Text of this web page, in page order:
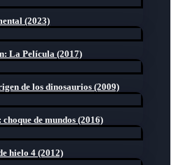
(2023)
La Película (2017)
de los dinosaurios (2009)
de mundos (2016)
hielo 4 (2012)